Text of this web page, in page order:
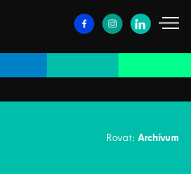
Rovat: Archívum